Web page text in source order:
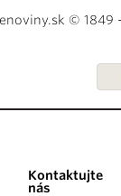
© 1849
Kontaktujte
nás